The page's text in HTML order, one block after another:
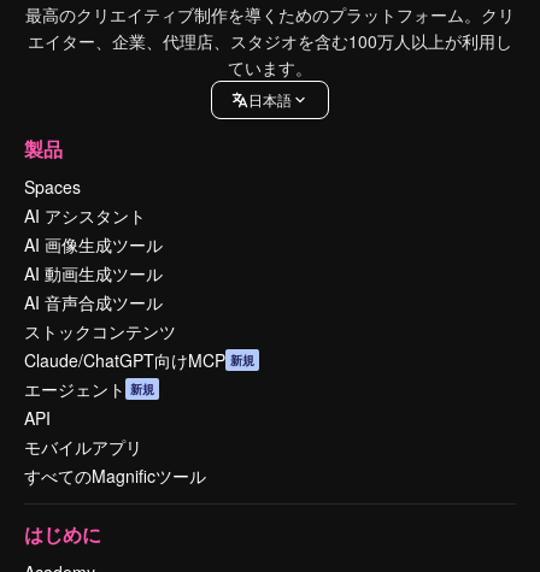
最高のクリエイティブ制作を導くためのプラットフォーム。クリ
エイター、企業、代理店、スタジオを含む100万人以上が利用し
ています。
日本語
製品
Spaces
AI アシスタント
AI 画像生成ツール
AI 動画生成ツール
AI 音声合成ツール
ストックコンテンツ
Claude/ChatGPT向けMCP 新規
エージェント 新規
API
モバイルアプリ
すべてのMagnificツール
はじめに